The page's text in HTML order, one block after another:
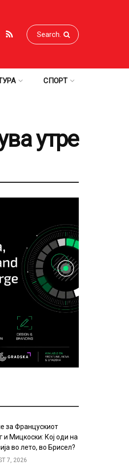
СПОРТ
утре
за Францускиот
и Мицкоски: Кој оди на
во лето, во Брисел?
7, 2026